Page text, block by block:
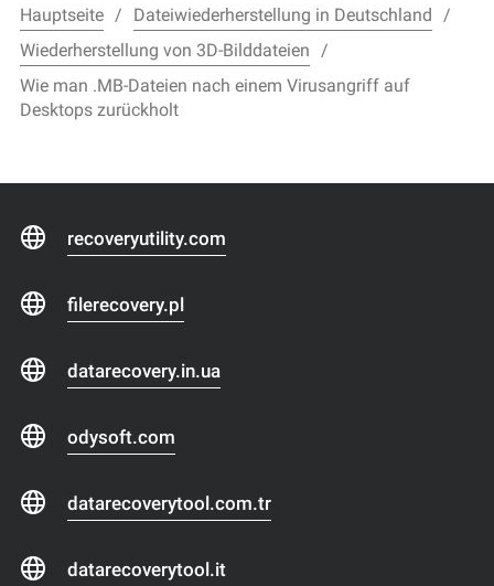
Hauptseite
Dateiwiederherstellung in Deutschland
Wiederherstellung von 3D-Bilddateien
Wie man .MB-Dateien nach einem Virusangriff auf
Desktops zurückholt
recoveryutility.com
filerecovery.pl
datarecovery.in.ua
odysoft.com
datarecoverytool.com.tr
datarecoverytool.it